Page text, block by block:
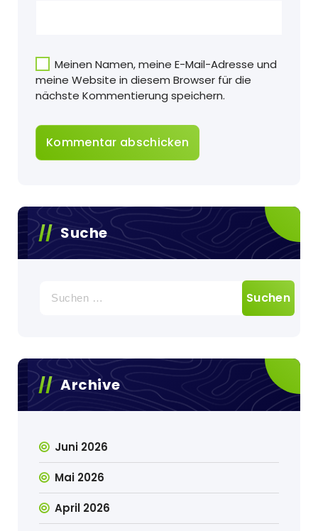
Meinen Namen, meine E-Mail-Adresse und
meine Website in diesem Browser für die
nächste Kommentierung speichern.
Suche
nach:
Archive
Juni 2026
Mai 2026
April 2026